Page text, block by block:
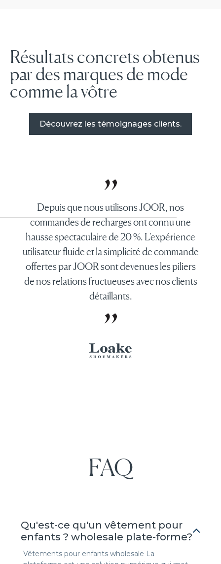
Résultats concrets obtenus
par des marques de mode
comme la vôtre
Découvrez les témoignages clients.
Depuis que nous utilisons JOOR, nos
commandes de recharges ont connu une
hausse spectaculaire de 20 %. L'expérience
utilisateur fluide et la simplicité de commande
offertes par JOOR sont devenues les piliers
de nos relations fructueuses avec nos clients
détaillants.
FAQ
Qu'est-ce qu'un vêtement pour
enfants ? wholesale plate-forme?
Vêtements pour enfants wholesale La